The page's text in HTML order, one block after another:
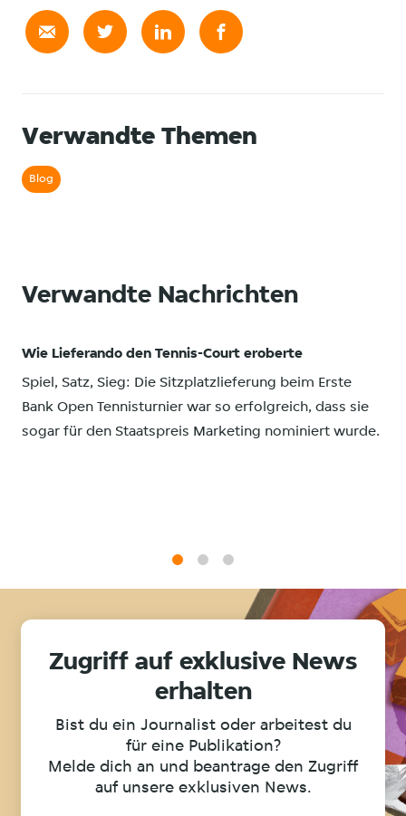
Verwandte Themen
Blog
Verwandte Nachrichten
Wie Lieferando den Tennis-Court eroberte
Spiel, Satz, Sieg: Die Sitzplatzlieferung beim Erste
Bank Open Tennisturnier war so erfolgreich, dass sie
sogar für den Staatspreis Marketing nominiert wurde.
Zugriff auf exklusive News
erhalten
Bist du ein Journalist oder arbeitest du
für eine Publikation?
Melde dich an und beantrage den Zugriff
auf unsere exklusiven News.